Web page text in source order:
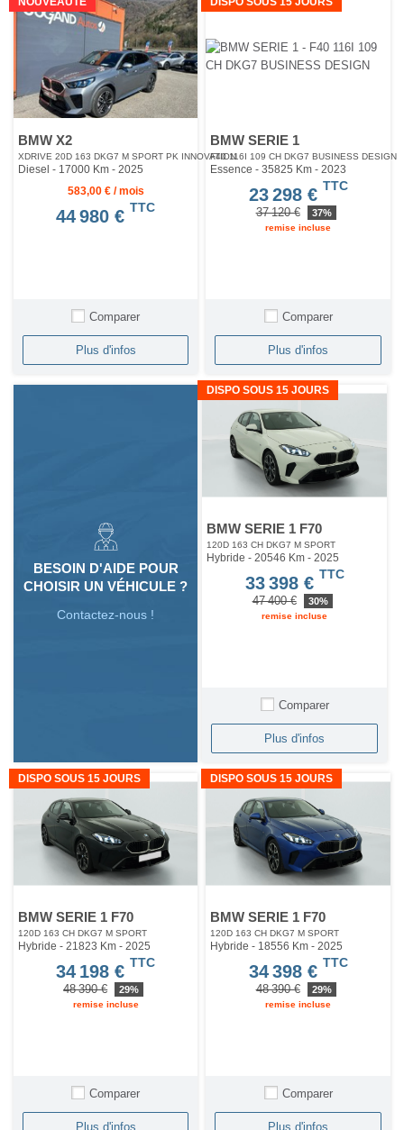
BMW X2
XDRIVE 20D 163 DKG7 M SPORT PK INNOVATION
Diesel - 17000 Km - 2025
583,00 € / mois
44 980 € TTC
Comparer
Plus d'infos
BMW SERIE 1
F40 116I 109 CH DKG7 BUSINESS DESIGN
Essence - 35825 Km- 2023
23 298 € TTC
37 120 € 37%
remise incluse
Comparer
Plus d'infos
BESOIN D'AIDE POUR
CHOISIR UN VÉHICULE ?
Contactez-nous !
DISPO SOUS 15 JOURS
BMW SERIE 1 F70
120D 163 CH DKG7 M SPORT
Hybride - 20546 Km- 2025
33 398 € TTC
47 400 € 30%
remise incluse
Comparer
Plus d'infos
DISPO SOUS 15 JOURS
BMW SERIE 1 F70
120D 163 CH DKG7 M SPORT
Hybride - 21823 Km - 2025
34 198 € TTC
48 390 € 29%
remise incluse
Comparer
Plus d'infos
DISPO SOUS 15 JOURS
BMW SERIE 1 F70
120D 163 CH DKG7 M SPORT
Hybride - 18556 Km- 2025
34 398 € TTC
48 390 € 29%
remise incluse
Comparer
Plus d'infos